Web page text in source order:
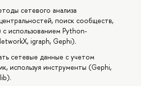
сетевого анализа
поиск сообществ,
с использованием Python-
igraph, Gephi).
сетевые данные с учетом
используя инструменты (Gephi,